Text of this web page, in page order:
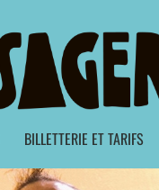
BILLETTERIE ET TARIFS